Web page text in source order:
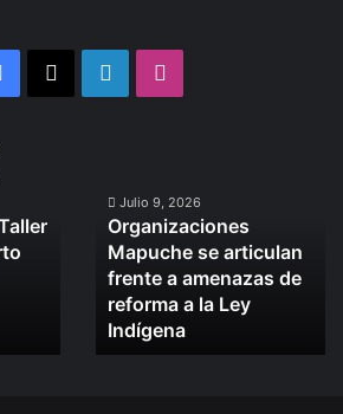
Facebook LinkedIn
se
articulan
frente
amenazas
de
reforma
Julio 9, 2026
Organizaciones
Mapuche se articulan
frente a amenazas de
reforma a la Ley
Indígena